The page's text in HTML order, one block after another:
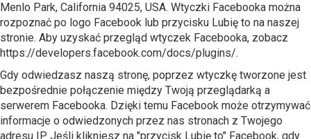
Menlo Park, California 94025, USA. Wtyczki Facebooka można
rozpoznać po logo Facebook lub przycisku Lubię to na naszej
stronie. Aby uzyskać przegląd wtyczek Facebooka, zobacz
https://developers.facebook.com/docs/plugins/.
Gdy odwiedzasz naszą stronę, poprzez wtyczkę tworzone jest
bezpośrednie połączenie między Twoją przeglądarką a
serwerem Facebooka. Dzięki temu Facebook może otrzymywać
informacje o odwiedzonych przez nas stronach z Twojego
adresu IP. Jeśli klikniesz na "przycisk Lubię to" Facebook, gdy